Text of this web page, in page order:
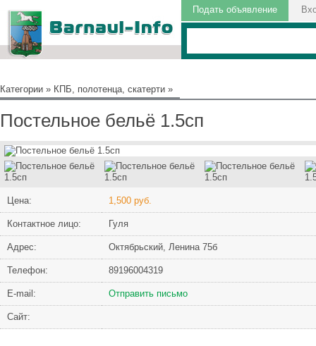
Подать объявление
Категории » КПБ, полотенца, скатерти »
Постельное бельё 1.5сп
Цена: 1,500 руб.
Контактное лицо: Гуля
Адрес: Октябрьский, Ленина 75б
Телефон: 89196004319
Е-mail: Отправить письмо
Сайт: